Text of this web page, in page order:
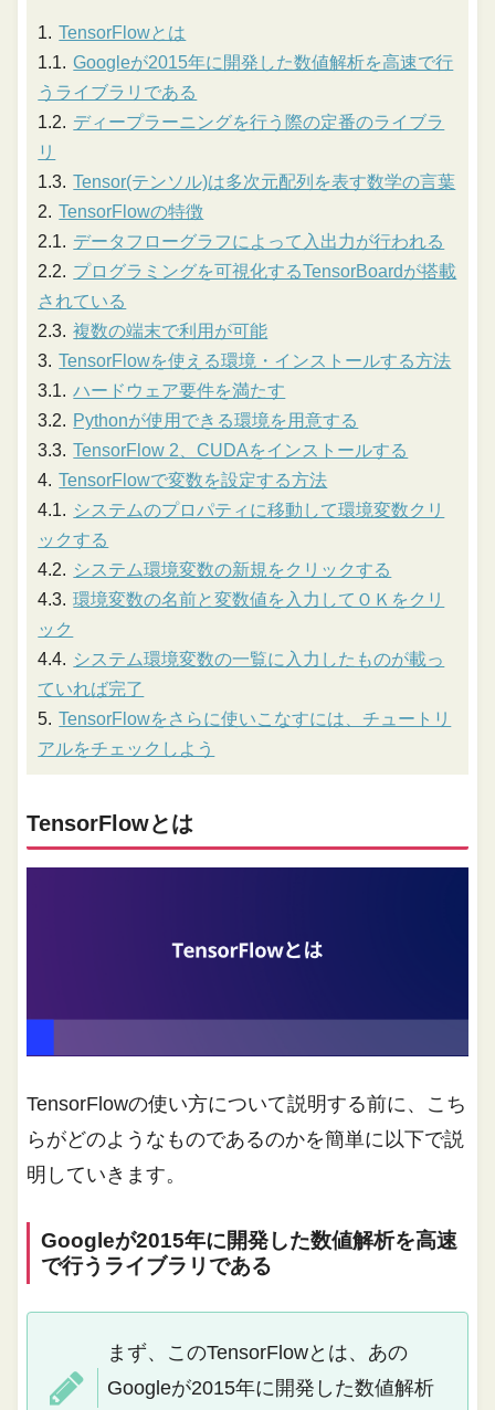
TensorFlowとは
Googleが2015年に開発した数値解析を高速で行
うライブラリである
ディープラーニングを行う際の定番のライブラ
リ
Tensor(テンソル)は多次元配列を表す数学の言葉
TensorFlowの特徴
データフローグラフによって入出力が行われる
プログラミングを可視化するTensorBoardが搭載
されている
複数の端末で利用が可能
TensorFlowを使える環境・インストールする方法
ハードウェア要件を満たす
Pythonが使用できる環境を用意する
TensorFlow 2、CUDAをインストールする
TensorFlowで変数を設定する方法
システムのプロパティに移動して環境変数クリ
ックする
システム環境変数の新規をクリックする
環境変数の名前と変数値を入力してＯＫをクリ
ック
システム環境変数の一覧に入力したものが載っ
ていれば完了
TensorFlowをさらに使いこなすには、チュートリ
アルをチェックしよう
TensorFlowとは
TensorFlowの使い方について説明する前に、こち
らがどのようなものであるのかを簡単に以下で説
明していきます。
Googleが2015年に開発した数値解析を高速
で行うライブラリである
まず、このTensorFlowとは、あの
Googleが2015年に開発した数値解析